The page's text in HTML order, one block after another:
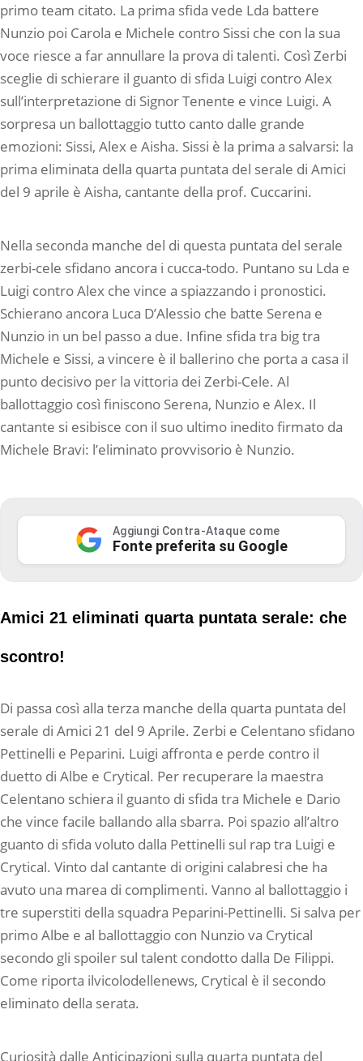
primo team citato. La prima sfida vede Lda battere
Nunzio poi Carola e Michele contro Sissi che con la sua
voce riesce a far annullare la prova di talenti. Così Zerbi
sceglie di schierare il guanto di sfida Luigi contro Alex
sull’interpretazione di Signor Tenente e vince Luigi. A
sorpresa un ballottaggio tutto canto dalle grande
emozioni: Sissi, Alex e Aisha. Sissi è la prima a salvarsi: la
prima eliminata della quarta puntata del serale di Amici
del 9 aprile è Aisha, cantante della prof. Cuccarini.
Nella seconda manche del di questa puntata del serale
zerbi-cele sfidano ancora i cucca-todo. Puntano su Lda e
Luigi contro Alex che vince a spiazzando i pronostici.
Schierano ancora Luca D’Alessio che batte Serena e
Nunzio in un bel passo a due. Infine sfida tra big tra
Michele e Sissi, a vincere è il ballerino che porta a casa il
punto decisivo per la vittoria dei Zerbi-Cele. Al
ballottaggio così finiscono Serena, Nunzio e Alex. Il
cantante si esibisce con il suo ultimo inedito firmato da
Michele Bravi: l’eliminato provvisorio è Nunzio.
Aggiungi Contra-Ataque come
Fonte preferita su Google
Amici 21 eliminati quarta puntata serale: che
scontro!
Di passa così alla terza manche della quarta puntata del
serale di Amici 21 del 9 Aprile. Zerbi e Celentano sfidano
Pettinelli e Peparini. Luigi affronta e perde contro il
duetto di Albe e Crytical. Per recuperare la maestra
Celentano schiera il guanto di sfida tra Michele e Dario
che vince facile ballando alla sbarra. Poi spazio all’altro
guanto di sfida voluto dalla Pettinelli sul rap tra Luigi e
Crytical. Vinto dal cantante di origini calabresi che ha
avuto una marea di complimenti. Vanno al ballottaggio i
tre superstiti della squadra Peparini-Pettinelli. Si salva per
primo Albe e al ballottaggio con Nunzio va Crytical
secondo gli spoiler sul talent condotto dalla De Filippi.
Come riporta ilvicolodellenews, Crytical è il secondo
eliminato della serata.
Curiosità dalle Anticipazioni sulla quarta puntata del